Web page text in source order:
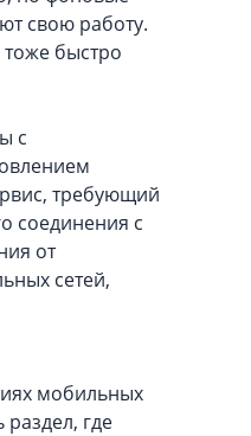
свою работу.
тоже быстро
с
требующий
соединения с
от
сетей,
мобильных
раздел, где